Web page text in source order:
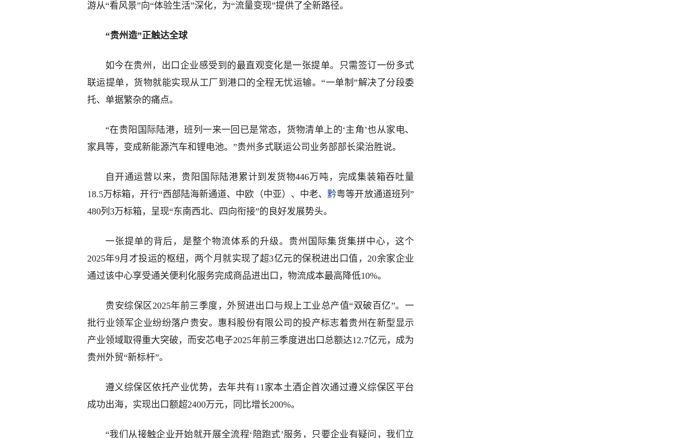
游从“看风景”向“体验生活”深化，为“流量变现”提供了全新路径。
“贵州造”正触达全球
如今在贵州，出口企业感受到的最直观变化是一张提单。只需签订一份多式
联运提单，货物就能实现从工厂到港口的全程无忧运输。“一单制”解决了分段委
托、单据繁杂的痛点。
“在贵阳国际陆港，班列一来一回已是常态，货物清单上的‘主角’也从家电、
家具等，变成新能源汽车和锂电池。”贵州多式联运公司业务部部长梁治胜说。
自开通运营以来，贵阳国际陆港累计到发货物446万吨，完成集装箱吞吐量
18.5万标箱，开行“西部陆海新通道、中欧（中亚）、中老、黔粤等开放通道班列”
480列3万标箱，呈现“东南西北、四向衔接”的良好发展势头。
一张提单的背后，是整个物流体系的升级。贵州国际集货集拼中心，这个
2025年9月才投运的枢纽，两个月就实现了超3亿元的保税进出口值，20余家企业
通过该中心享受通关便利化服务完成商品进出口，物流成本最高降低10%。
贵安综保区2025年前三季度，外贸进出口与规上工业总产值“双破百亿”。一
批行业领军企业纷纷落户贵安。惠科股份有限公司的投产标志着贵州在新型显示
产业领域取得重大突破，而安芯电子2025年前三季度进出口总额达12.7亿元，成为
贵州外贸“新标杆”。
遵义综保区依托产业优势，去年共有11家本土酒企首次通过遵义综保区平台
成功出海，实现出口额超2400万元，同比增长200%。
“我们从接触企业开始就开展全流程‘陪跑式’服务，只要企业有疑问，我们立